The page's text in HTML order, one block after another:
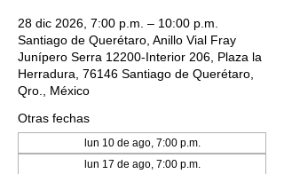
28 dic 2026, 7:00 p.m. – 10:00 p.m.
Santiago de Querétaro, Anillo Vial Fray
Junípero Serra 12200-Interior 206, Plaza la
Herradura, 76146 Santiago de Querétaro,
Qro., México
Otras fechas
lun 10 de ago, 7:00 p.m.
lun 17 de ago, 7:00 p.m.